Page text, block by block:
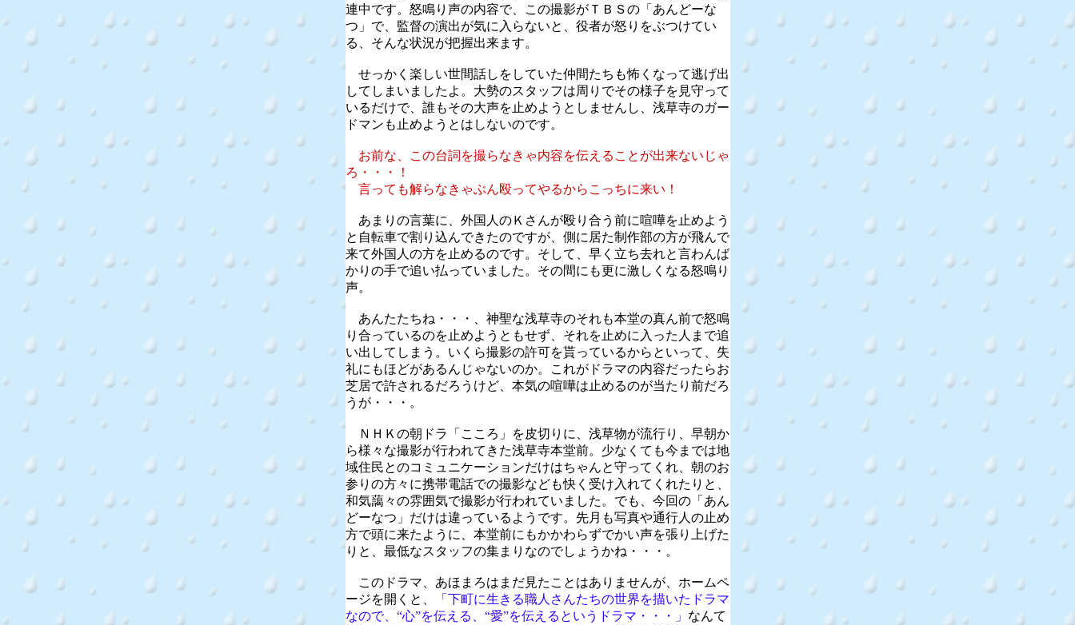
連中です。怒鳴り声の内容で、この撮影がＴＢＳの「あんどーな
つ」で、監督の演出が気に入らないと、役者が怒りをぶつけてい
る、そんな状況が把握出来ます。
せっかく楽しい世間話しをしていた仲間たちも怖くなって逃げ出
してしまいましたよ。大勢のスタッフは周りでその様子を見守って
いるだけで、誰もその大声を止めようとしませんし、浅草寺のガー
ドマンも止めようとはしないのです。
お前な、この台詞を撮らなきゃ内容を伝えることが出来ないじゃ
ろ・・・！
言っても解らなきゃぶん殴ってやるからこっちに来い！
あまりの言葉に、外国人のＫさんが殴り合う前に喧嘩を止めよう
と自転車で割り込んできたのですが、側に居た制作部の方が飛んで
来て外国人の方を止めるのです。そして、早く立ち去れと言わんば
かりの手で追い払っていました。その間にも更に激しくなる怒鳴り
声。
あんたたちね・・・、神聖な浅草寺のそれも本堂の真ん前で怒鳴
り合っているのを止めようともせず、それを止めに入った人まで追
い出してしまう。いくら撮影の許可を貰っているからといって、失
礼にもほどがあるんじゃないのか。これがドラマの内容だったらお
芝居で許されるだろうけど、本気の喧嘩は止めるのが当たり前だろ
うが・・・。
ＮＨＫの朝ドラ「こころ」を皮切りに、浅草物が流行り、早朝か
ら様々な撮影が行われてきた浅草寺本堂前。少なくても今までは地
域住民とのコミュニケーションだけはちゃんと守ってくれ、朝のお
参りの方々に携帯電話での撮影なども快く受け入れてくれたりと、
和気藹々の雰囲気で撮影が行われていました。でも、今回の「あん
どーなつ」だけは違っているようです。先月も写真や通行人の止め
方で頭に来たように、本堂前にもかかわらずでかい声を張り上げた
りと、最低なスタッフの集まりなのでしょうかね・・・。
このドラマ、あほまろはまだ見たことはありませんが、ホームペ
ージを開くと、
「下町に生きる職人さんたちの世界を描いたドラマ
なので、“心”を伝える、“愛”を伝えるというドラマ・・・」 なんて